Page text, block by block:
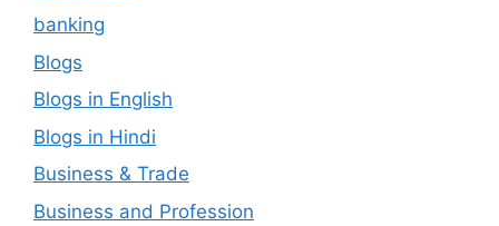
banking
Blogs
Blogs in English
Blogs in Hindi
Business & Trade
Business and Profession